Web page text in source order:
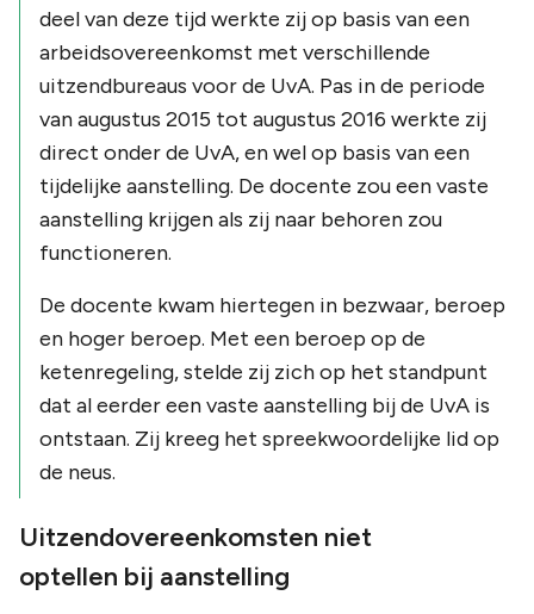
deel van deze tijd werkte zij op basis van een
arbeidsovereenkomst met verschillende
uitzendbureaus voor de UvA. Pas in de periode
van augustus 2015 tot augustus 2016 werkte zij
direct onder de UvA, en wel op basis van een
tijdelijke aanstelling. De docente zou een vaste
aanstelling krijgen als zij naar behoren zou
functioneren.
De docente kwam hiertegen in bezwaar, beroep
en hoger beroep. Met een beroep op de
ketenregeling, stelde zij zich op het standpunt
dat al eerder een vaste aanstelling bij de UvA is
ontstaan. Zij kreeg het spreekwoordelijke lid op
de neus.
Uitzendovereenkomsten niet
optellen bij aanstelling